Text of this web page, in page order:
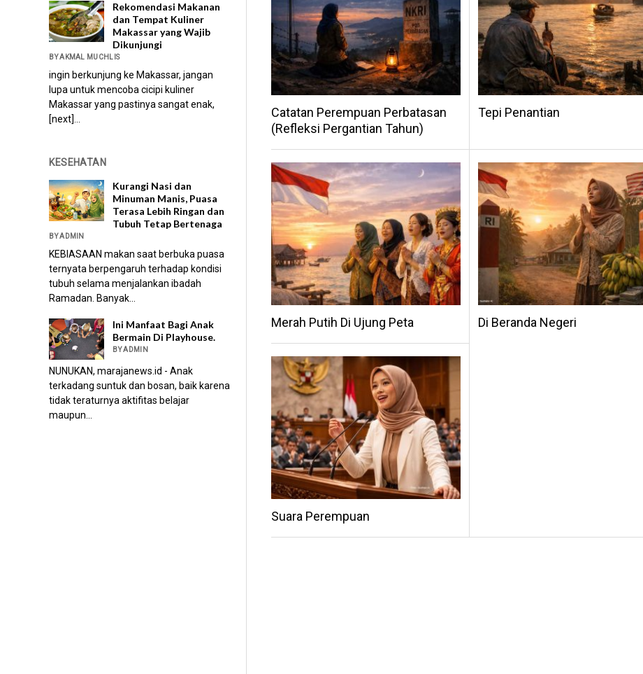
Rekomendasi Makanan
dan Tempat Kuliner
Makassar yang Wajib
Dikunjungi
BY AKMAL MUCHLIS
ingin berkunjung ke Makassar, jangan
lupa untuk mencoba cicipi kuliner
Makassar yang pastinya sangat enak,
[next]...
KESEHATAN
Kurangi Nasi dan
Minuman Manis, Puasa
Terasa Lebih Ringan dan
Tubuh Tetap Bertenaga
BY ADMIN
KEBIASAAN makan saat berbuka puasa
ternyata berpengaruh terhadap kondisi
tubuh selama menjalankan ibadah
Ramadan. Banyak...
Ini Manfaat Bagi Anak
Bermain Di Playhouse.
BY ADMIN
NUNUKAN, marajanews.id - Anak
terkadang suntuk dan bosan, baik karena
tidak teraturnya aktifitas belajar
maupun...
Catatan Perempuan Perbatasan
(Refleksi Pergantian Tahun)
Tepi Penantian
Merah Putih Di Ujung Peta Di Beranda Negeri
Suara Perempuan